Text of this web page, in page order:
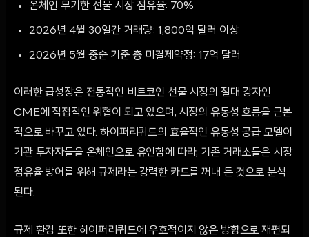
온체인 무기한 선물 시장 점유율: 70%
2026년 4월 30일간 거래량: 1,800억 달러 이상
2026년 5월 중순 기준 총 미결제약정: 17억 달러
이러한 급성장은 전통적인 비트코인 선물 시장의 절대 강자인
CME에 직접적인 위협이 되고 있으며, 시장의 유동성 흐름을 근본
적으로 바꾸고 있다. 하이퍼리퀴드의 효율적인 유동성 공급 모델이
기관 투자자들을 온체인으로 유인함에 따라, 기존 거래소들은 시장
점유율 방어를 위해 규제라는 강력한 카드를 꺼내 든 것으로 분석
된다.
규제 환경 또한 하이퍼리퀴드에 우호적이지 않은 방향으로 재편되